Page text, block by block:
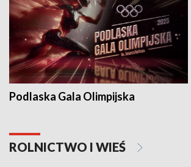
Podlaska Gala Olimpijska
ROLNICTWO I WIEŚ